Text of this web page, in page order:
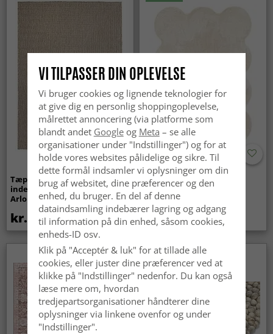
Tæpper til
indendørs/udendørs brug -
Arlo (beige)
kr.439
Bølget ryatæppe - Aranga
Super Soft Fur (beige)
kr.369
Nyhed
VI TILPASSER DIN OPLEVELSE
Vi bruger cookies og lignende teknologier for
at give dig en personlig shoppingoplevelse,
målrettet annoncering (via platforme som
blandt andet Googleog Meta – se alle
organisationer under "Indstillinger") og for at
holde vores websites pålidelige og sikre. Til
dette formål indsamler vi oplysninger om din
brug af websitet, dine præferencer og den
enhed, du bruger. En del af denne
dataindsamling indebærer lagring og adgang
til information på din enhed, såsom cookies,
enheds-ID osv.
Klik på "Acceptér & luk" for at tillade alle
cookies, eller juster dine præferencer ved at
klikke på "Indstillinger" nedenfor. Du kan også
læse mere om, hvordan
tredjepartsorganisationer håndterer dine
oplysninger via linkene ovenfor og under
"Indstillinger".